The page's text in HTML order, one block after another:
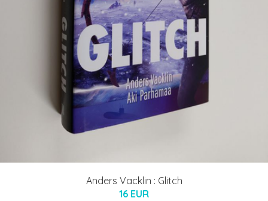
Anders Vacklin : Glitch
16 EUR